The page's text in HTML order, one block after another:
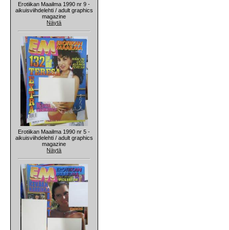
Erotiikan Maailma 1990 nr 9 -
aikuisviihdelehti / adult graphics
magazine
Näytä
Erotiikan Maailma 1990 nr 5 -
aikuisviihdelehti / adult graphics
magazine
Näytä